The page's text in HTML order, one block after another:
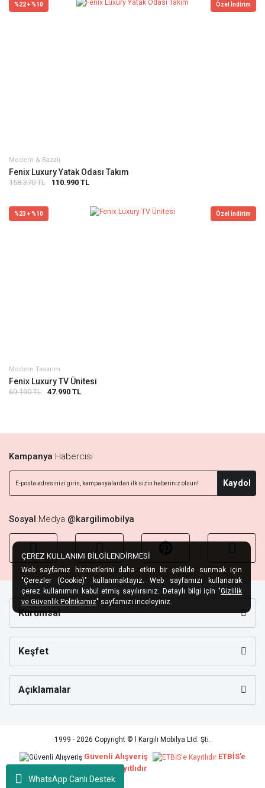
WhatsApp Canlı Destek
%22 + %10 Özel İndirim
Modern & Bazalı
Fenix Luxury Yatak Odası Takım
158.370 TL 110.990 TL
%23 + %10 Özel İndirim
Modern Tasarım
Fenix Luxury TV Ünitesi
69.190 TL 47.990 TL
Kampanya Habercisi
Kaydol
Sosyal Medya @kargilimobilya
Kurumsal
Keşfet
Açıklamalar
1999 - 2026 Copyright © l Kargılı Mobilya Ltd. Şti.
Güvenli Alışveriş
ETBİS’e
Kayıtlıdır
ÇEREZ KULLANIMI BİLGİLENDİRMESİ
Web sayfamız hizmetlerini daha etkin bir şekilde sunmak için
"Çerezler (Cookie)" kullanmaktayız. Web sayfamızı kullanarak
çerez kullanımını kabul etmiş sayılırsınız. Detaylı bilgi için "Gizlilik
ve Güvenlik Politikamız" sayfamızı inceleyiniz.